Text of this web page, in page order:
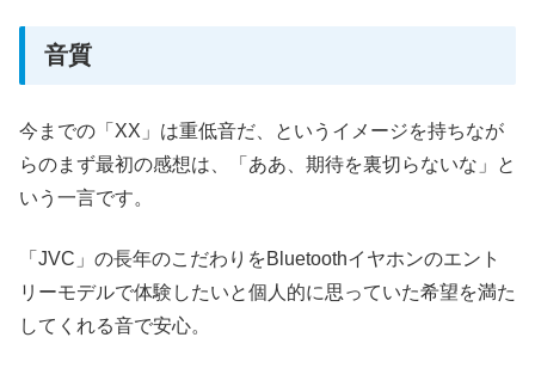
音質
今までの「XX」は重低音だ、というイメージを持ちなが
らのまず最初の感想は、「ああ、期待を裏切らないな」と
いう一言です。
「JVC」の長年のこだわりをBluetoothイヤホンのエント
リーモデルで体験したいと個人的に思っていた希望を満た
してくれる音で安心。